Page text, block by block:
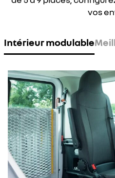
vos
Intérieur modulable